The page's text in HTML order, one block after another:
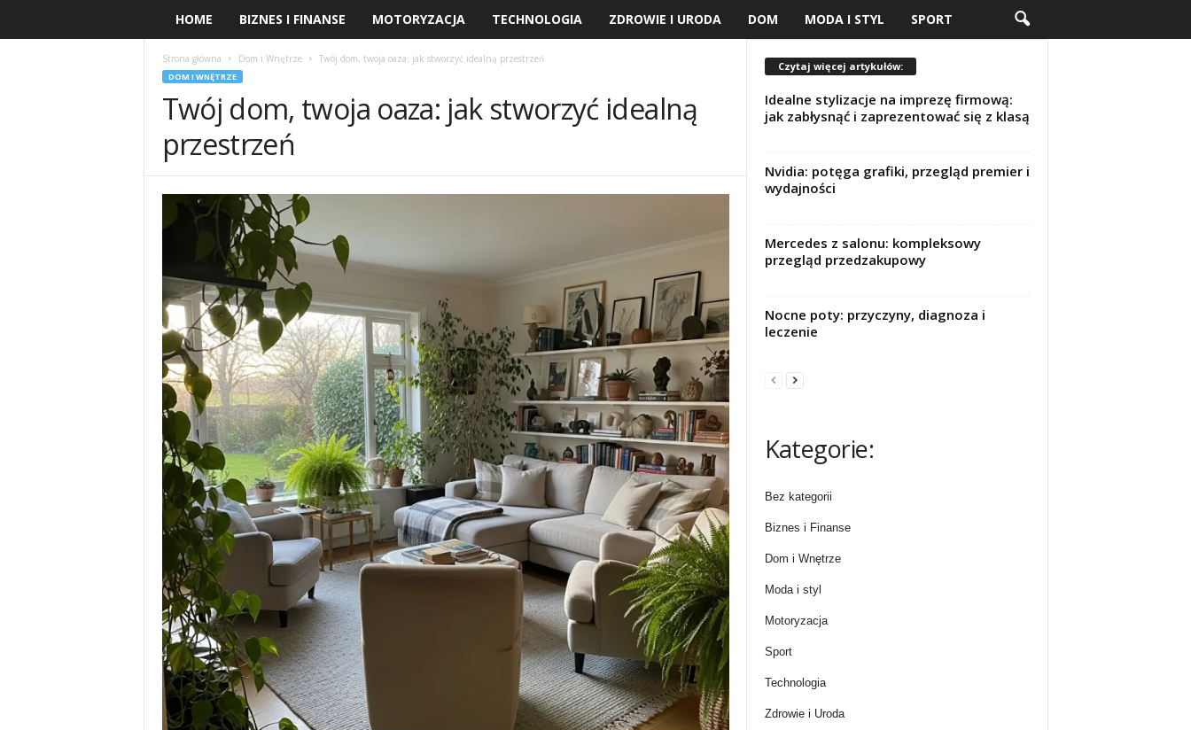
HOME BIZNES I FINANSE MOTORYZACJA TECHNOLOGIA ZDROWIE I URODA DOM MODA I STYL SPORT
Strona główna Dom i Wnętrze Twój dom, twoja oaza: jak stworzyć idealną przestrzeń
DOM I WNĘTRZE
Twój dom, twoja oaza: jak stworzyć idealną
przestrzeń
Czytaj więcej artykułów:
Idealne stylizacje na imprezę firmową:
jak zabłysnąć i zaprezentować się z klasą
Nvidia: potęga grafiki, przegląd premier i
wydajności
Mercedes z salonu: kompleksowy
przegląd przedzakupowy
Nocne poty: przyczyny, diagnoza i
leczenie
Kategorie:
Bez kategorii
Biznes i Finanse
Dom i Wnętrze
Moda i styl
Motoryzacja
Sport
Technologia
Zdrowie i Uroda